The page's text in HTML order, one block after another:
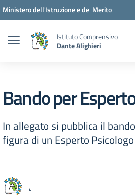
Vai ai contenuti
Vai al menu di navigazione
Vai al footer
Ministero dell'Istruzione e del Merito
Istituto Comprensivo
Dante Alighieri
Bando per
In allegato si pubblica il
figura di un Esperto Psicologo
.